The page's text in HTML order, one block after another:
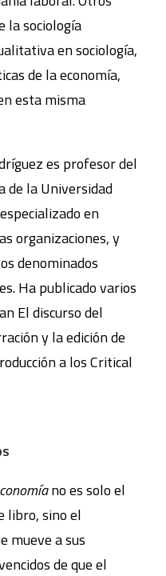
la sociología
en sociología,
de la economía,
esta misma
es profesor del
de la Universidad
en
organizaciones, y
denominados
Ha publicado varios
El discurso del
y la edición de
a los Critical
no es solo el
libro, sino el
mueve a sus
de que el